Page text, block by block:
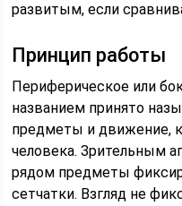
развитым, если
Принцип работы
Периферическое или
названием принято
предметы и движение,
человека. Зрительным
рядом предметы
сетчатки. Взгляд не